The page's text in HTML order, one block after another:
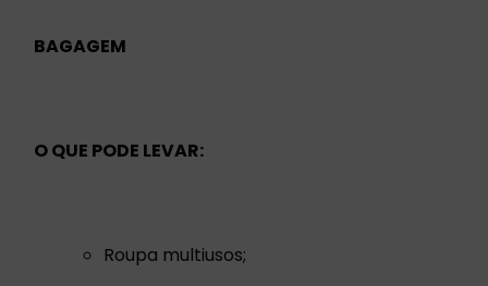
BAGAGEM
O QUE PODE LEVAR:
Roupa multiusos;